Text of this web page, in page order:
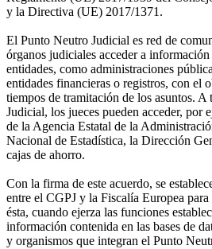
y la Directiva (UE) 2017/1371.
El Punto Neutro Judicial es red de
órganos judiciales acceder a
entidades, como administraciones
entidades financieras o registros, con el
tiempos de tramitación de los asuntos.
Judicial, los jueces pueden acceder, por
de la Agencia Estatal de la
Nacional de Estadística, la Dirección
cajas de ahorro.
Con la firma de este acuerdo, se
entre el CGPJ y la Fiscalía Europea
ésta, cuando ejerza las funciones
información contenida en las bases de
y organismos que integran el Punto